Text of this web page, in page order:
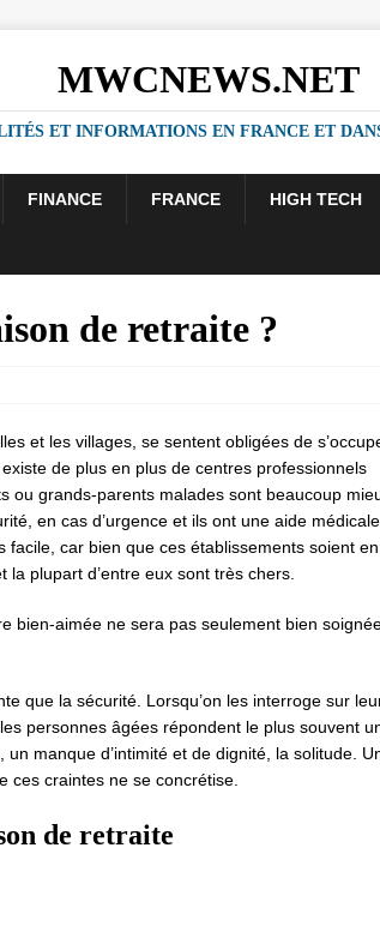
MWCNEWS.NET
ET INFORMATIONS EN FRANCE ET
FINANCE FRANCE HIGH TECH
de retraite ?
et les villages, se sentent obligées de
de plus en plus de centres professionnels
ou grands-parents malades sont beaucoup
en cas d’urgence et ils ont une aide médicale
facile, car bien que ces établissements soient en
plupart d’entre eux sont très chers.
bien-aimée ne sera pas seulement bien
que la sécurité. Lorsqu’on les interroge sur
personnes âgées répondent le plus souvent
manque d’intimité et de dignité, la solitude.
ces craintes ne se concrétise.
de retraite